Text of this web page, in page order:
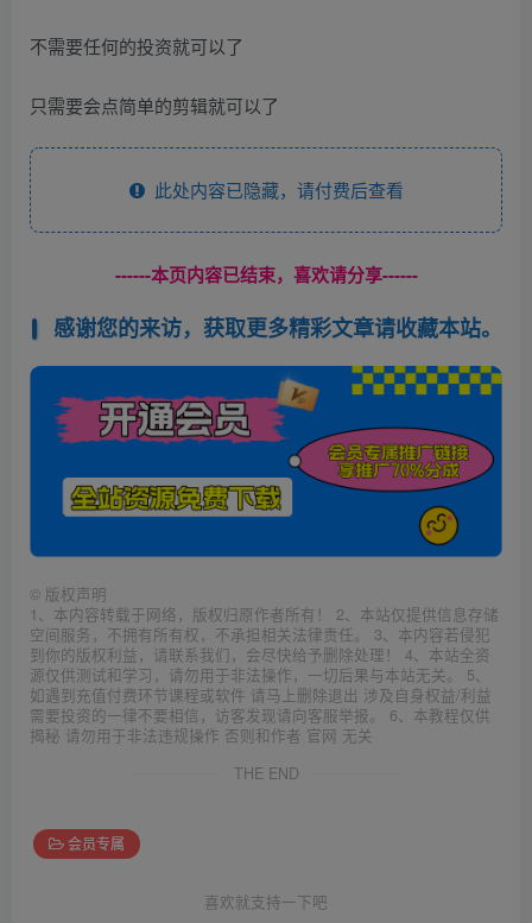
不需要任何的投资就可以了
只需要会点简单的剪辑就可以了
此处内容已隐藏，请付费后查看
------本页内容已结束，喜欢请分享------
感谢您的来访，获取更多精彩文章请收藏本站。
© 版权声明
1、本内容转载于网络，版权归原作者所有！ 2、本站仅提供信息存储
空间服务，不拥有所有权，不承担相关法律责任。 3、本内容若侵犯
到你的版权利益，请联系我们，会尽快给予删除处理！ 4、本站全资
源仅供测试和学习，请勿用于非法操作，一切后果与本站无关。 5、
如遇到充值付费环节课程或软件 请马上删除退出 涉及自身权益/利益
需要投资的一律不要相信，访客发现请向客服举报。 6、本教程仅供
揭秘 请勿用于非法违规操作 否则和作者 官网 无关
THE END
会员专属
喜欢就支持一下吧